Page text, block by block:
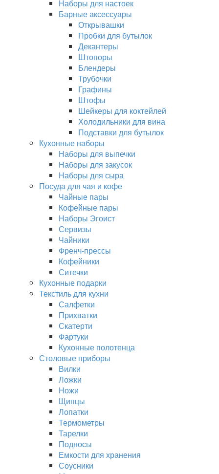
Наборы для настоек
Барные аксессуары
Открывашки
Пробки для бутылок
Декантеры
Штопоры
Блендеры
Трубочки
Графины
Штофы
Шейкеры для коктейлей
Холодильники для вина
Подставки для бутылок
Кухонные наборы
Наборы для выпечки
Наборы для закусок
Наборы для сыра
Посуда для чая и кофе
Чайные пары
Кофейные пары
Наборы Эгоист
Сервизы
Чайники
Френч-прессы
Кофейники
Ситечки
Кухонные подарки
Текстиль для кухни
Салфетки
Прихватки
Скатерти
Фартуки
Кухонные полотенца
Столовые приборы
Вилки
Ложки
Ножи
Щипцы
Лопатки
Термометры
Тарелки
Подносы
Емкости для хранения
Соусники